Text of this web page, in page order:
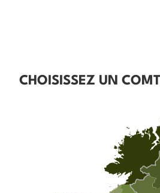
CHOISISSEZ UN